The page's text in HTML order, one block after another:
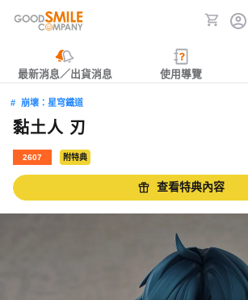
最新消息／出貨消息 使用導覽
崩壞：星穹鐵道
黏土人 刃
2607 附特典
查看特典內容